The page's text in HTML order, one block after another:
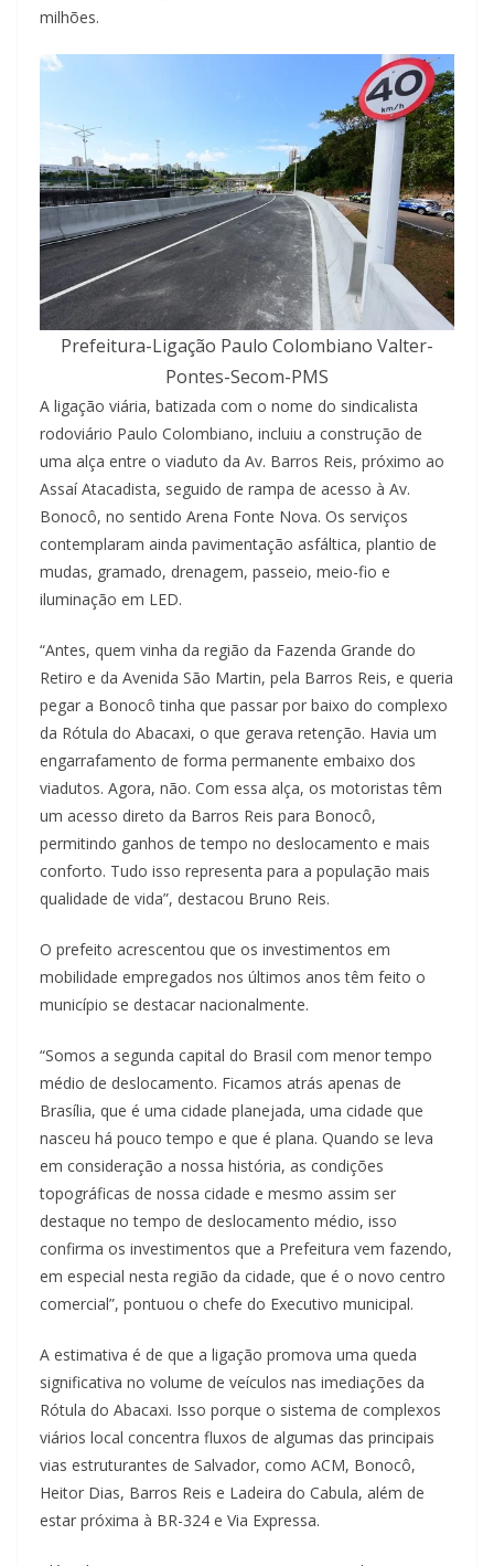
milhões.
Prefeitura-Ligação Paulo Colombiano Valter-
Pontes-Secom-PMS
A ligação viária, batizada com o nome do sindicalista
rodoviário Paulo Colombiano, incluiu a construção de
uma alça entre o viaduto da Av. Barros Reis, próximo ao
Assaí Atacadista, seguido de rampa de acesso à Av.
Bonocô, no sentido Arena Fonte Nova. Os serviços
contemplaram ainda pavimentação asfáltica, plantio de
mudas, gramado, drenagem, passeio, meio-fio e
iluminação em LED.
“Antes, quem vinha da região da Fazenda Grande do
Retiro e da Avenida São Martin, pela Barros Reis, e queria
pegar a Bonocô tinha que passar por baixo do complexo
da Rótula do Abacaxi, o que gerava retenção. Havia um
engarrafamento de forma permanente embaixo dos
viadutos. Agora, não. Com essa alça, os motoristas têm
um acesso direto da Barros Reis para Bonocô,
permitindo ganhos de tempo no deslocamento e mais
conforto. Tudo isso representa para a população mais
qualidade de vida”, destacou Bruno Reis.
O prefeito acrescentou que os investimentos em
mobilidade empregados nos últimos anos têm feito o
município se destacar nacionalmente.
“Somos a segunda capital do Brasil com menor tempo
médio de deslocamento. Ficamos atrás apenas de
Brasília, que é uma cidade planejada, uma cidade que
nasceu há pouco tempo e que é plana. Quando se leva
em consideração a nossa história, as condições
topográficas de nossa cidade e mesmo assim ser
destaque no tempo de deslocamento médio, isso
confirma os investimentos que a Prefeitura vem fazendo,
em especial nesta região da cidade, que é o novo centro
comercial”, pontuou o chefe do Executivo municipal.
A estimativa é de que a ligação promova uma queda
significativa no volume de veículos nas imediações da
Rótula do Abacaxi. Isso porque o sistema de complexos
viários local concentra fluxos de algumas das principais
vias estruturantes de Salvador, como ACM, Bonocô,
Heitor Dias, Barros Reis e Ladeira do Cabula, além de
estar próxima à BR-324 e Via Expressa.